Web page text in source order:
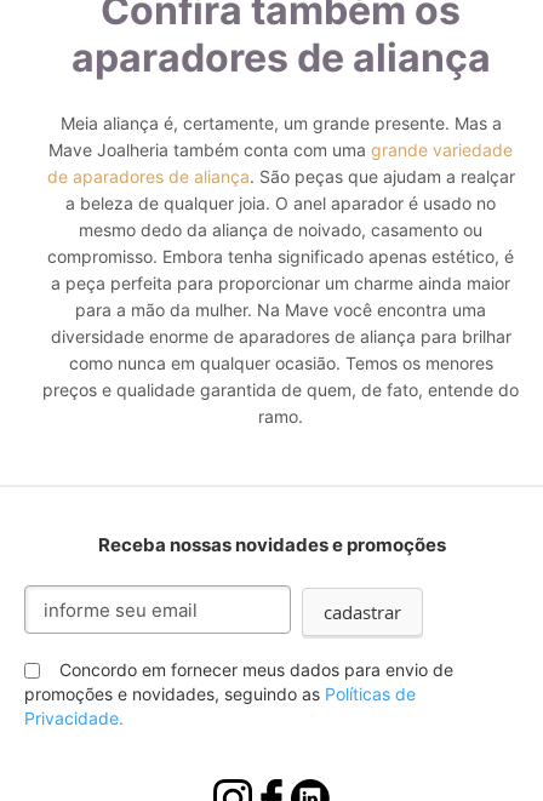
Confira também os
aparadores de aliança
Meia aliança é, certamente, um grande presente. Mas a
Mave Joalheria também conta com uma grande variedade
de aparadores de aliança. São peças que ajudam a realçar
a beleza de qualquer joia. O anel aparador é usado no
mesmo dedo da aliança de noivado, casamento ou
compromisso. Embora tenha significado apenas estético, é
a peça perfeita para proporcionar um charme ainda maior
para a mão da mulher. Na Mave você encontra uma
diversidade enorme de aparadores de aliança para brilhar
como nunca em qualquer ocasião. Temos os menores
preços e qualidade garantida de quem, de fato, entende do
ramo.
Receba nossas novidades e promoções
Inscreva-
nossa
Newsletter:
cadastrar
Concordo em fornecer meus dados para envio de
promoções e novidades, seguindo as Políticas de
Privacidade.